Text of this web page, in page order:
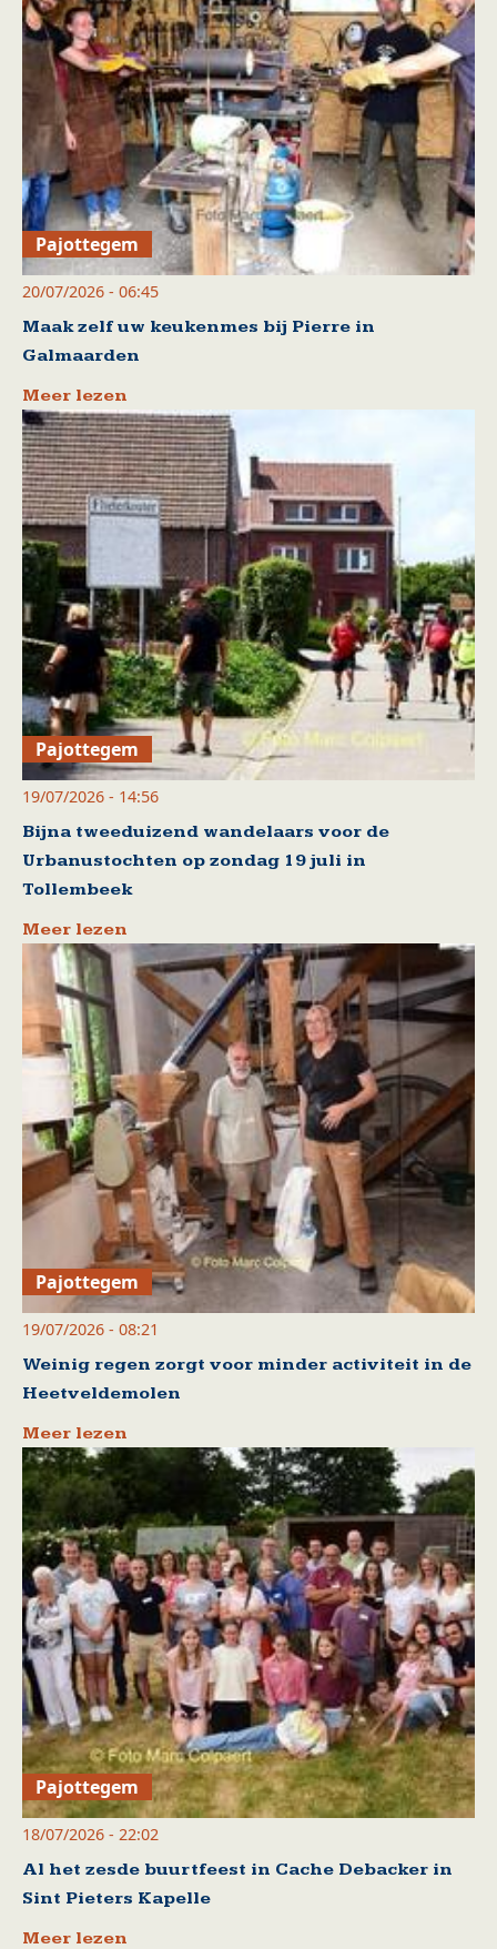
Pajottegem
20/07/2026 - 06:45
Maak zelf uw keukenmes bij Pierre in
Galmaarden
Meer lezen
Pajottegem
19/07/2026 - 14:56
Bijna tweeduizend wandelaars voor de
Urbanustochten op zondag 19 juli in
Tollembeek
Meer lezen
Pajottegem
19/07/2026 - 08:21
Weinig regen zorgt voor minder activiteit in de
Heetveldemolen
Meer lezen
Pajottegem
18/07/2026 - 22:02
Al het zesde buurtfeest in Cache Debacker in
Sint Pieters Kapelle
Meer lezen